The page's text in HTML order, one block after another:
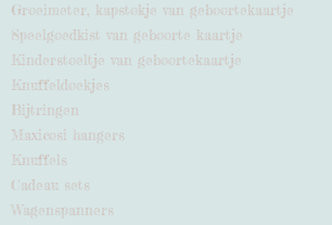
Groeimeter, kapstokje van geboortekaartje
Speelgoedkist van geboorte kaartje
Kinderstoeltje van geboortekaartje
Knuffeldoekjes
Bijtringen
Maxicosi hangers
Knuffels
Cadeau sets
Wagenspanners